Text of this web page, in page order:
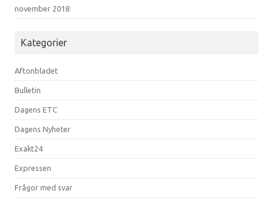
november 2018
Kategorier
Aftonbladet
Bulletin
Dagens ETC
Dagens Nyheter
Exakt24
Expressen
Frågor med svar